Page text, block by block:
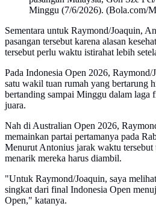
Minggu (7/6/2026). (Bola.com/
Sementara untuk Raymond/Joaquin,
pasangan tersebut karena alasan
tersebut perlu waktu istirahat lebih
Pada Indonesia Open 2026, Raymond/
satu wakil tuan rumah yang bertarung
bertanding sampai Minggu dalam laga
juara.
Nah di Australian Open 2026,
memainkan partai pertamanya pada
Menurut Antonius jarak waktu tersebut
menarik mereka harus diambil.
"Untuk Raymond/Joaquin, saya
singkat dari final Indonesia Open
Open," katanya.